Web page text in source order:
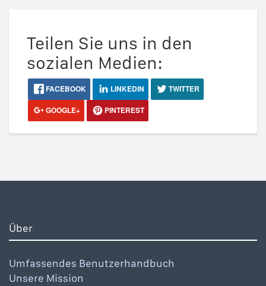
Teilen Sie uns in den
sozialen Medien:
FACEBOOK LINKEDIN
TWITTER
GOOGLE+
PINTEREST
Über
Umfassendes Benutzerhandbuch
Unsere Mission